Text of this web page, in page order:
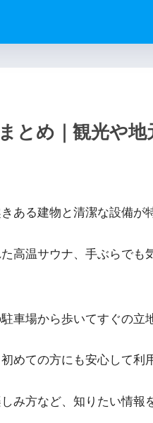
とめ｜観光や地
ある建物と清潔な設備が
高温サウナ、手ぶらで
車場から歩いてすぐの立
めての方にも安心して利
み方など、知りたい情報